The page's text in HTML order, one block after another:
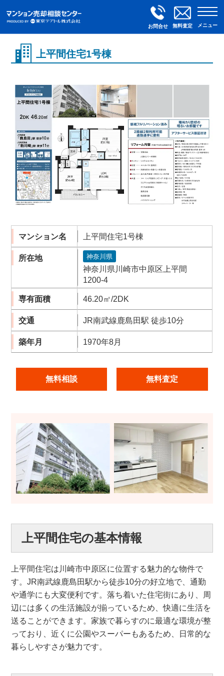
お問合せ 無料査定 メニュー
上平間住宅1号棟
マンション名 上平間住宅1号棟
所在地 神奈川県
神奈川県川崎市中原区上平間
1200-4
専有面積 46.20㎡/2DK
交通 JR南武線鹿島田駅 徒歩10分
築年月 1970年8月
無料相談 無料査定
上平間住宅の基本情報
上平間住宅は川崎市中原区に位置する魅力的な物件で
す。JR南武線鹿島田駅から徒歩10分の好立地で、通勤
や通学にも大変便利です。落ち着いた住宅街にあり、周
辺には多くの生活施設が揃っているため、快適に生活を
送ることができます。家族で暮らすのに最適な環境が整
っており、近くに公園やスーパーもあるため、日常的な
暮らしやすさが魅力です。